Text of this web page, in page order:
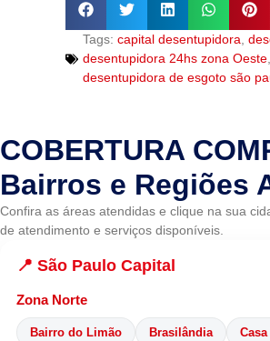
Tags:capital desentupidora,
desentupidora 24hs zona Oeste
desentupidora de esgoto são
COBERTURA
Bairros e Regiões
Confira as áreas atendidas e clique na sua
de atendimento e serviços disponíveis.
📍 São Paulo Capital
Zona Norte
Bairro do Limão Brasilândia